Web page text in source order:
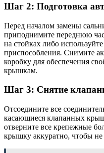
Шаг 2: Подготовка
Перед началом замены
приподнимите переднюю
на стойках либо
приспособления. Снимите
коробку для обеспечения
крышкам.
Шаг 3: Снятие
Отсоедините все
касающиеся клапанных
отверните все крепежные
крышку аккуратно, чтобы не